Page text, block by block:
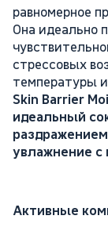
равномерное
Она идеально
стрессовых
температуры
Skin Barrier
идеальный
увлажнение с
Активные